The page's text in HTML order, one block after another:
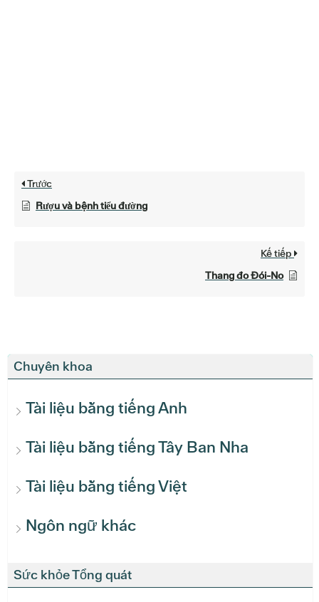
Chuyên khoa
Tài liệu bằng tiếng Anh
Tài liệu bằng tiếng Tây Ban Nha
Tài liệu bằng tiếng Việt
Ngôn ngữ khác
Sức khỏe Tổng quát
Trước
Rượu và bệnh tiểu đường
Kế tiếp
Thang đo Đói-No